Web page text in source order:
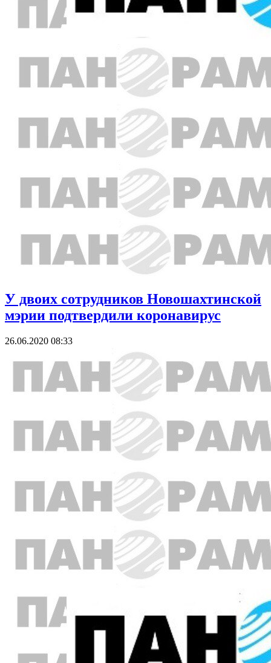
У двоих сотрудников Новошахтинской
мэрии подтвердили коронавирус
26.06.2020 08:33